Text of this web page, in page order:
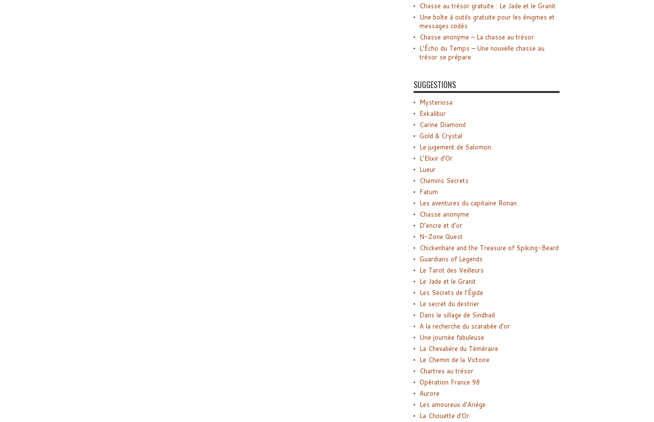
Chasse au trésor gratuite : Le Jade et le Granit
Une boîte à outils gratuite pour les énigmes et
messages codés
Chasse anonyme – La chasse au trésor
L’Écho du Temps – Une nouvelle chasse au
trésor se prépare
SUGGESTIONS
Mysteriosa
Exkalibur
Carine Diamond
Gold & Crystal
Le jugement de Salomon
L’Elixir d’Or
Lueur
Chemins Secrets
Fatum
Les aventures du capitaine Ronan
Chasse anonyme
D’encre et d’or
N-Zone Quest
Chickenhare and the Treasure of Spiking-Beard
Guardians of Legends
Le Tarot des Veilleurs
Le Jade et le Granit
Les Secrets de l’Égide
Le secret du destrier
Dans le sillage de Sindbad
A la recherche du scarabée d’or
Une journée fabuleuse
La Chevalière du Téméraire
Le Chemin de la Victoire
Chartres au trésor
Opération France 98
Aurore
Les amoureux d’Ariège
La Chouette d’Or